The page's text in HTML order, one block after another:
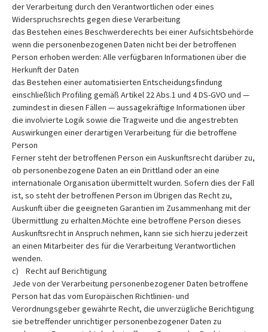
der Verarbeitung durch den Verantwortlichen oder eines
Widerspruchsrechts gegen diese Verarbeitung
das Bestehen eines Beschwerderechts bei einer Aufsichtsbehörde
wenn die personenbezogenen Daten nicht bei der betroffenen
Person erhoben werden: Alle verfügbaren Informationen über die
Herkunft der Daten
das Bestehen einer automatisierten Entscheidungsfindung
einschließlich Profiling gemäß Artikel 22 Abs.1 und 4 DS-GVO und —
zumindest in diesen Fällen — aussagekräftige Informationen über
die involvierte Logik sowie die Tragweite und die angestrebten
Auswirkungen einer derartigen Verarbeitung für die betroffene
Person
Ferner steht der betroffenen Person ein Auskunftsrecht darüber zu,
ob personenbezogene Daten an ein Drittland oder an eine
internationale Organisation übermittelt wurden. Sofern dies der Fall
ist, so steht der betroffenen Person im Übrigen das Recht zu,
Auskunft über die geeigneten Garantien im Zusammenhang mit der
Übermittlung zu erhalten.Möchte eine betroffene Person dieses
Auskunftsrecht in Anspruch nehmen, kann sie sich hierzu jederzeit
an einen Mitarbeiter des für die Verarbeitung Verantwortlichen
wenden.
c) Recht auf Berichtigung
Jede von der Verarbeitung personenbezogener Daten betroffene
Person hat das vom Europäischen Richtlinien- und
Verordnungsgeber gewährte Recht, die unverzügliche Berichtigung
sie betreffender unrichtiger personenbezogener Daten zu